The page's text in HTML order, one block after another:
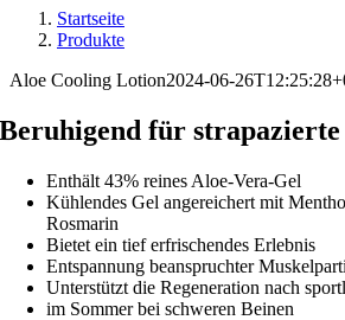
Startseite
Produkte
Aloe Cooling Lotion2024-06-
Beruhigend für
Enthält 43% reines Aloe-Vera-Gel
Kühlendes Gel angereichert mit
Rosmarin
Bietet ein tief erfrischendes Erlebnis
Entspannung beanspruchter
Unterstützt die Regeneration nach
im Sommer bei schweren Beinen